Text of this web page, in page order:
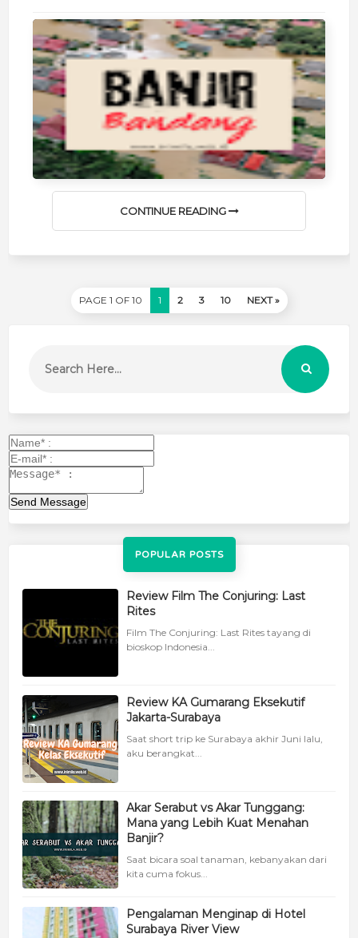
CONTINUE READING
PAGE 1 OF 10 1 2 3 10 NEXT »
Send Message
POPULAR POSTS
Review Film The Conjuring: Last
Rites
Film The Conjuring: Last Rites tayang di
bioskop Indonesia...
Review KA Gumarang Eksekutif
Jakarta-Surabaya
Saat short trip ke Surabaya akhir Juni lalu,
aku berangkat...
Akar Serabut vs Akar Tunggang:
Mana yang Lebih Kuat Menahan
Banjir?
Saat bicara soal tanaman, kebanyakan dari
kita cuma fokus...
Pengalaman Menginap di Hotel
Surabaya River View